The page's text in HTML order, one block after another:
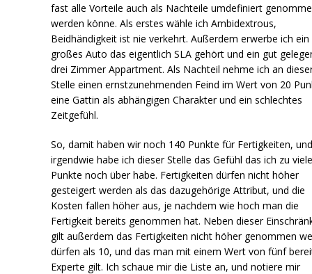
fast alle Vorteile auch als Nachteile umdefiniert
werden könne. Als erstes wähle ich Ambidextrous,
Beidhändigkeit ist nie verkehrt. Außerdem erwerbe ich ein
großes Auto das eigentlich SLA gehört und ein gut
drei Zimmer Appartment. Als Nachteil nehme ich an
Stelle einen ernstzunehmenden Feind im Wert von 20
eine Gattin als abhängigen Charakter und ein schlechtes
Zeitgefühl.
So, damit haben wir noch 140 Punkte für Fertigkeiten,
irgendwie habe ich dieser Stelle das Gefühl das ich zu
Punkte noch über habe. Fertigkeiten dürfen nicht höher
gesteigert werden als das dazugehörige Attribut, und die
Kosten fallen höher aus, je nachdem wie hoch man die
Fertigkeit bereits genommen hat. Neben dieser
gilt außerdem das Fertigkeiten nicht höher genommen
dürfen als 10, und das man mit einem Wert von fünf
Experte gilt. Ich schaue mir die Liste an, und notiere mir